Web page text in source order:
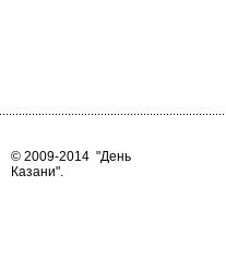
© 2009-2014 "День
Казани".